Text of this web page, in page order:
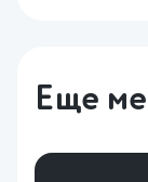
Еще